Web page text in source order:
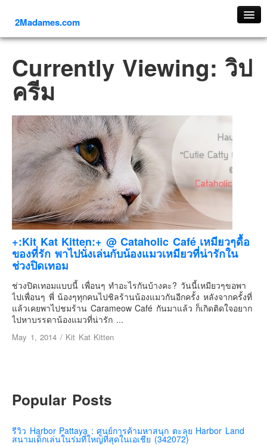
2Madames.com
ภาคเหนือ
ภาคใต้
ภาคกลาง
ภาคตะวันตก
ภาคอีสาน
ทริปต่างประเทศ
ยุโรป
รัสเซีย
อิตาลี
ตุรกี-ตุรเคีย
เยอรมัน
ฝรั่งเศส
ออสเตรีย
สวิสเซอร์แลนด์
สเปน
Currently Viewing: วิป
ครีม
+:Kit Kat Kitten:+ @ Cataholic Café เหมียวๆดื้อ
ของที่รัก พาไปนั่งเล่นกับน้องแมวเหมียวที่น่ารักใน
ช่วงปิดเทอม
ช่วงปิดเทอมแบบนี้ เพื่อนๆ ทำอะไรกันบ้างคะ? วันนี้เหมียวๆขอพา
ไปเพื่อนๆ พี่ น้องๆทุกคนไปชิลร้านน้องแมวกันอีกครั้ง หลังจากครั้งที่
แล้วเคยพาไปชมร้าน Carameow Café กันมาแล้ว ก็เกิดติดใจอยาก
ไปหาบรรดาน้องแมวที่น่ารัก ...
May 1, 2014 / Kit Kat Kitten
Popular Posts
รีวิว Harbor Pattaya : ศูนย์การค้ามหาสนุก ตะลุย Harbor Land
สนามเด็กเล่นในร่มที่ใหญ่ที่สุดในเอเชีย (342072)